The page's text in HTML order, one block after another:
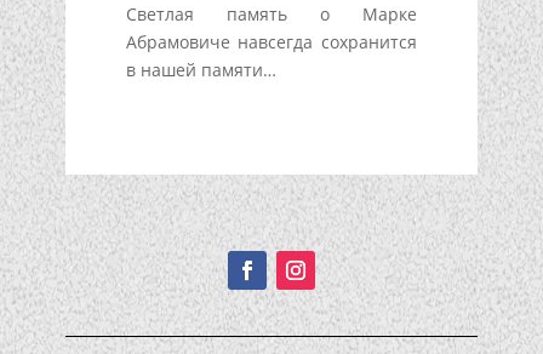
Светлая память о Марке
Абрамовиче навсегда сохранится
в нашей памяти…
Подписывайтесь!